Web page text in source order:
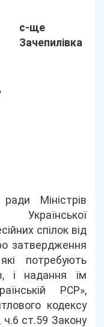
с-ще
Зачепилівка
Міністрів
спілок від
затвердження
потребують
і надання їм
РСР»,
кодексу
ч.6 ст.59 Закону